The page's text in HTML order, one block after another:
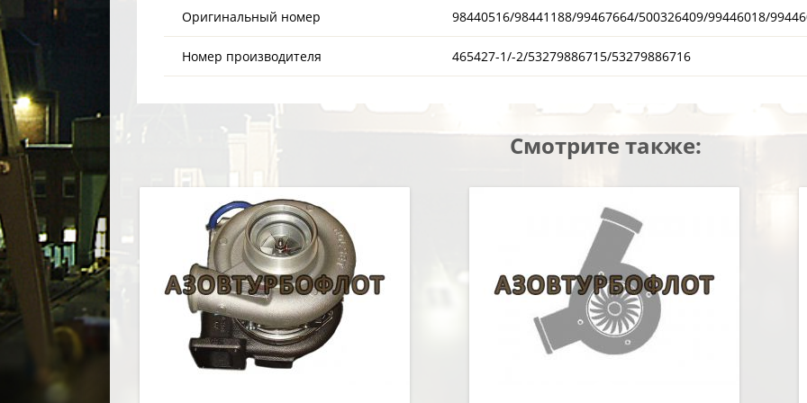
Оригинальный номер 98440516/98441188/99467664/500326409/99446018/
Номер производителя 465427-1/-2/53279886715/53279886716
Смотрите также: